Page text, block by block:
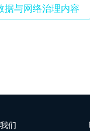
据与网络治理内容
们